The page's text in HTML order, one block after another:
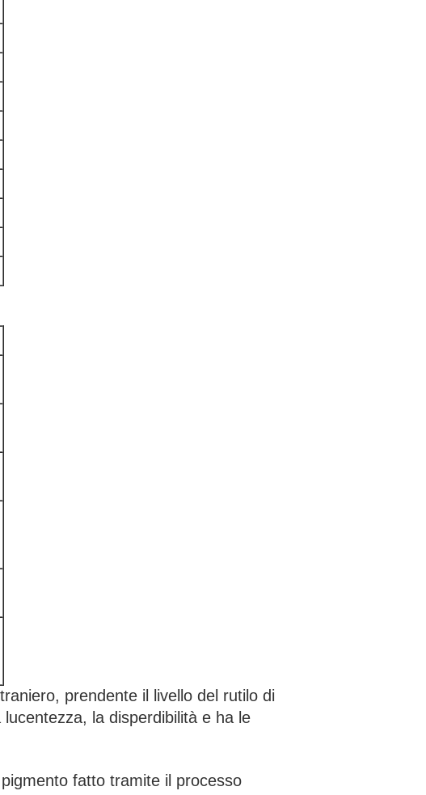
prendente il livello del rutilo di
la disperdibilità e ha le
fatto tramite il processo